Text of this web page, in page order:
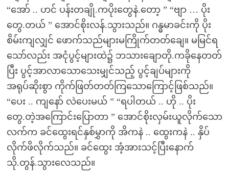
“အော် .. ဟင် ပန်းတချို.ကပိုးတွေနဲ.တော့ ” “ဗျာ … ပိုး
တွေ.တယ် ” အောင်စိုးလန်.သွားသည်။ ဂန္ဓမာခင်းကို ပိုး
စိမ်းကျလျှင် ဖောက်သည်များမကြိုက်တတ်ချေ။ မမြင်ရ
သော်လည်း အငုံပွင့်များထဲ၌ ဘသားချောတို.ကခိုနေတတ်
ပြီး ပွင့်အာလာသောသေးမျှင်သည့် ပွင့်ချပ်များကို
အရုပ်ဆိုးစွာ ကိုက်ဖြတ်တတ်ကြသောကြောင့်ဖြစ်သည်။
“ပေး .. ကျနော် လဲပေးမယ် ” “ရပါတယ် .. ဟို .. ပိုး
တွေ.တဲ့အကြောင်းပြောတာ ” အောင်စိုးလှမ်းယူလိုက်သော
လက်က ခင်ထွေးရင်နှစ်မွှာကို အိကနဲ .. ထွေးကနဲ .. နှိပ်
လိုက်ဖိလိုက်သည်။ ခင်ထွေး အံ့အားသင့်ပြီးနောက်
သို.တွန်.သွားလေသည်။